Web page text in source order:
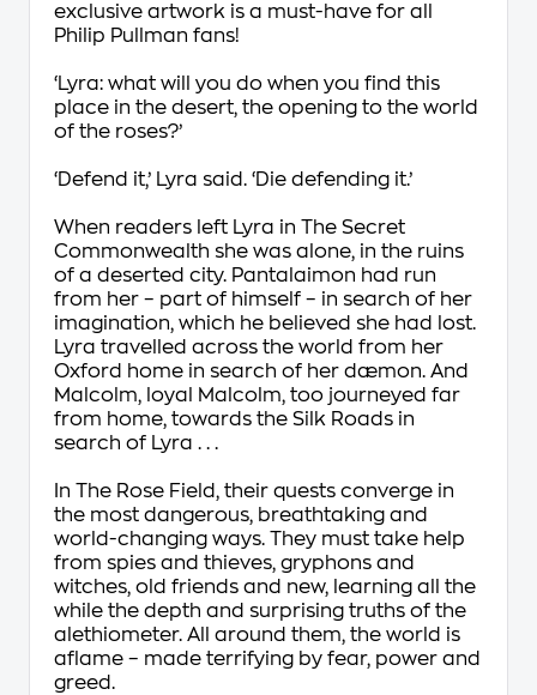
exclusive artwork is a must-have for all
Philip Pullman fans!
‘Lyra: what will you do when you find this
place in the desert, the opening to the world
of the roses?’
‘Defend it,’ Lyra said. ‘Die defending it.’
When readers left Lyra in The Secret
Commonwealth she was alone, in the ruins
of a deserted city. Pantalaimon had run
from her – part of himself – in search of her
imagination, which he believed she had lost.
Lyra travelled across the world from her
Oxford home in search of her dæmon. And
Malcolm, loyal Malcolm, too journeyed far
from home, towards the Silk Roads in
search of Lyra . . .
In The Rose Field , their quests converge in
the most dangerous, breathtaking and
world-changing ways. They must take help
from spies and thieves, gryphons and
witches, old friends and new, learning all the
while the depth and surprising truths of the
alethiometer. All around them, the world is
aflame – made terrifying by fear, power and
greed.